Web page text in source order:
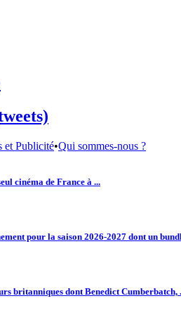
et Publicité•Qui sommes-nous ?
cinéma de France à ...
pour la saison 2026-2027 dont un
britanniques dont Benedict Cumberbatch,